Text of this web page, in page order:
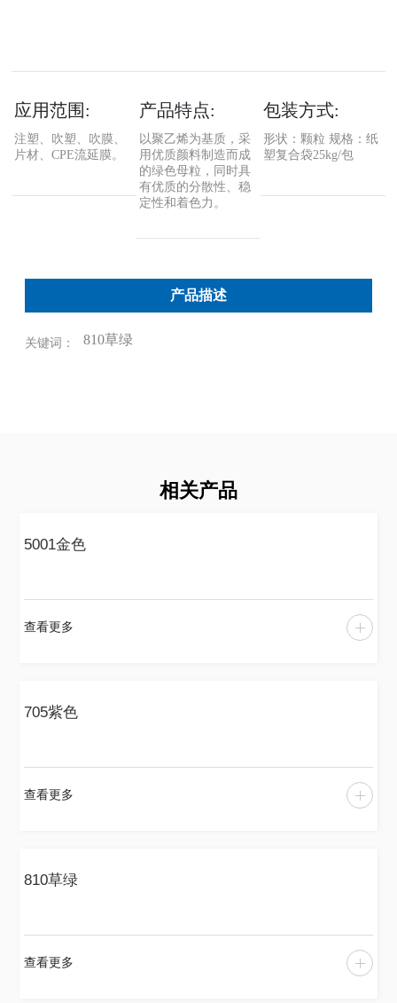
应用范围:
注塑、吹塑、吹膜、
片材、CPE流延膜。
产品特点:
以聚乙烯为基质，采
用优质颜料制造而成
的绿色母粒，同时具
有优质的分散性、稳
定性和着色力。
包装方式:
形状：颗粒 规格：纸
塑复合袋25kg/包
产品描述
关键词： 810草绿
相关产品
5001金色
查看更多
705紫色
查看更多
810草绿
查看更多